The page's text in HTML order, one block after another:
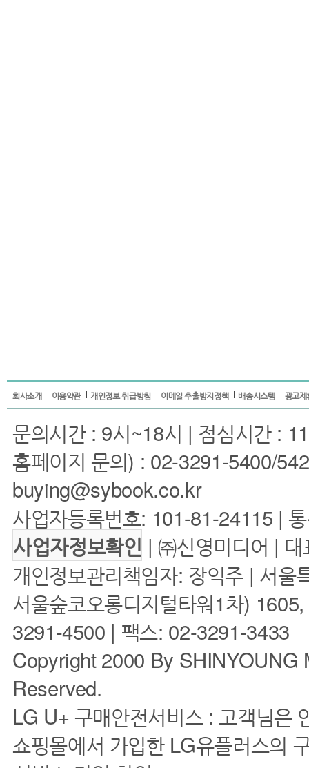
회사소개 이용약관 개인정보 취급방침 이메일 추출방지정책 배송시스템 광고
문의시간 : 9시~18시 | 점심시간 :
홈페이지 문의) : 02-3291-5400/
buying@sybook.co.kr
사업자등록번호: 101-81-24115 |
사업자정보확인 | ㈜신영미디어 |
개인정보관리책임자: 장익주 | 서
서울숲코오롱디지털타워1차)
3291-4500 | 팩스: 02-3291-3433
Copyright 2000 By
Reserved.
LG U+ 구매안전서비스 : 고객님은
쇼핑몰에서 가입한 LG유플러스의